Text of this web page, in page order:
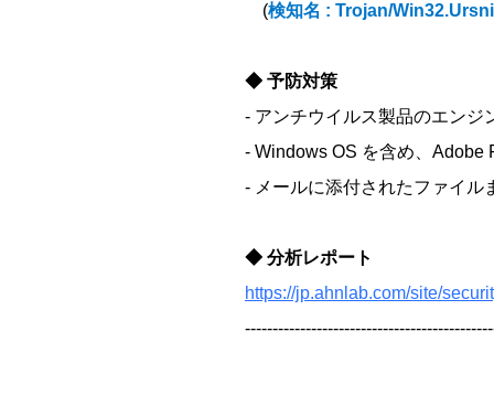
(検知名 : Trojan/
◆ 予防対策
- アンチウイルス製品のエンジ
- Windows OS を含め、Adobe
- メールに添付されたファイル
◆ 分析レポート
https://jp.ahnlab.com/site/